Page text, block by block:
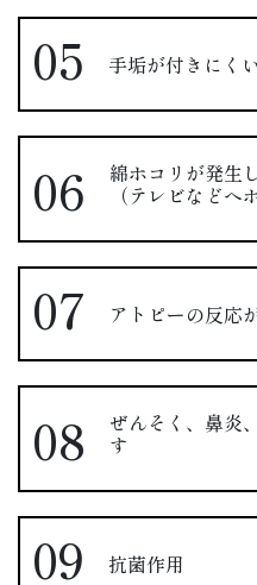
手垢が付きにくい
綿ホコリが発生
（テレビなどへ
アトピーの反応
ぜんそく、鼻炎
す
抗菌作用